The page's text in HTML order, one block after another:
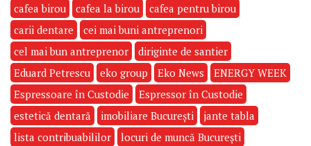
cafea birou
cafea la birou
cafea pentru birou
carii dentare
cei mai buni antreprenori
cel mai bun antreprenor
diriginte de santier
Eduard Petrescu
eko group Eko News
ENERGY WEEK
Espressoare în Custodie
Espressor în Custodie
estetică dentară
imobiliare București
jante tabla
lista contribuabililor
locuri de muncă București